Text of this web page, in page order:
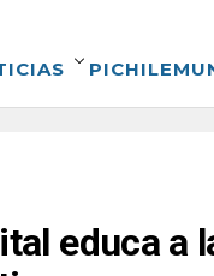
educa a